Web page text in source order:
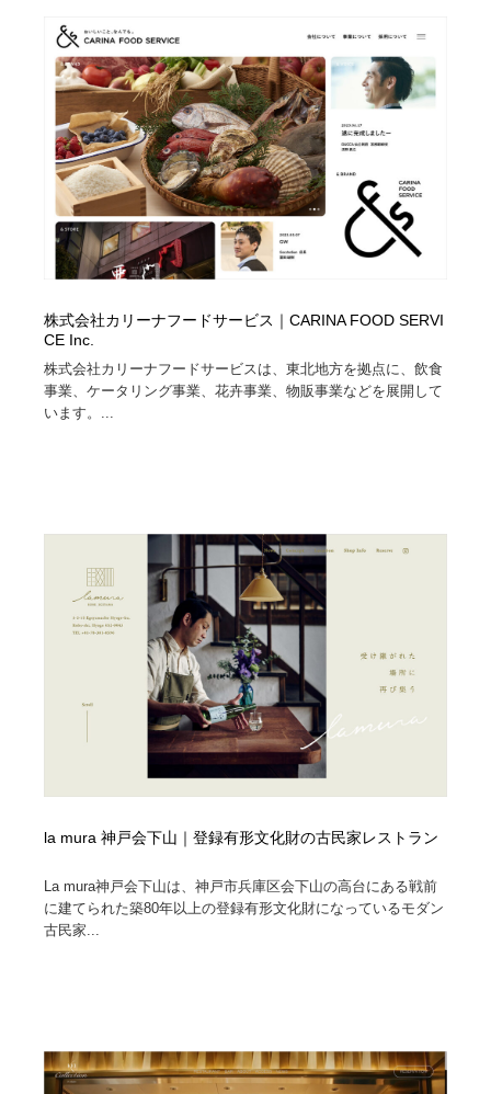
株式会社カリーナフードサービス｜CARINA FOOD SERVI
CE Inc.
株式会社カリーナフードサービスは、東北地方を拠点に、飲食
事業、ケータリング事業、花卉事業、物販事業などを展開して
います。...
la mura 神戸会下山｜登録有形文化財の古民家レストラン
La mura神戸会下山は、神戸市兵庫区会下山の高台にある戦前
に建てられた築80年以上の登録有形文化財になっているモダン
古民家...